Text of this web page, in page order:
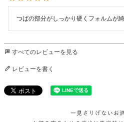
つばの部分がしっかり硬くフォルムが綺
すべてのレビューを見る
レビューを書く